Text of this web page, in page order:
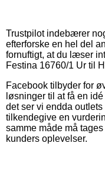
Trustpilot indebærer
efterforske en hel del
fornuftigt, at du læser
Festina 16760/1 Ur til
Facebook tilbyder for
løsninger til at få en
det ser vi endda
tilkendegive en
samme måde må
kunders oplevelser.